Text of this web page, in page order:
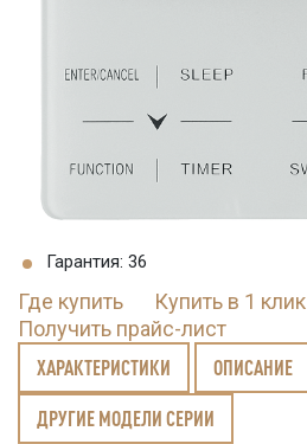
Гарантия: 36
Где купить
Купить в 1 клик
Получить прайс-лист
ХАРАКТЕРИСТИКИ ОПИСАНИЕ
ДРУГИЕ МОДЕЛИ СЕРИИ